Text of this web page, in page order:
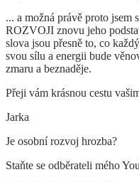
... a možná právě proto
ROZVOJI znovu jeho
slova jsou přesně to, co
svou sílu a energii bude
zmaru a beznaděje.
Přeji vám krásnou cestu
Jarka
Je osobní rozvoj hrozba?
Staňte se odběrateli mého